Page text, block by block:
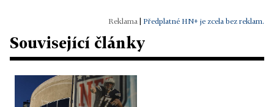
Předplatné HN+ je zcela bez reklam.
Související články